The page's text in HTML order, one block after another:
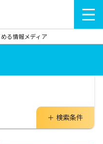
る情報メディア
検索条件